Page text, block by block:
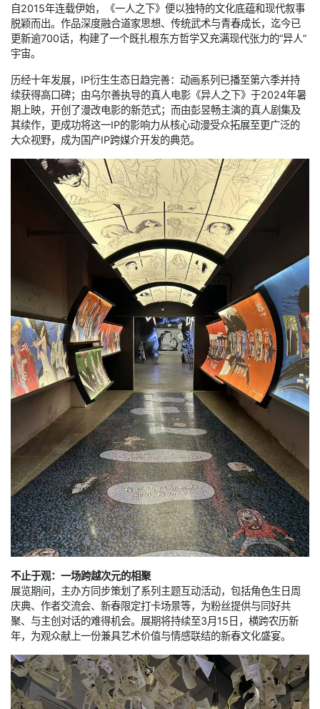
自2015年连载伊始，《一人之下》便以独特的文化底蕴和现代叙事
脱颖而出。作品深度融合道家思想、传统武术与青春成长，迄今已
更新逾700话，构建了一个既扎根东方哲学又充满现代张力的“异人”
宇宙。
历经十年发展，IP衍生生态日趋完善：动画系列已播至第六季并持
续获得高口碑；由乌尔善执导的真人电影《异人之下》于2024年暑
期上映，开创了漫改电影的新范式；而由彭昱畅主演的真人剧集及
其续作，更成功将这一IP的影响力从核心动漫受众拓展至更广泛的
大众视野，成为国产IP跨媒介开发的典范。
不止于观：一场跨越次元的相聚
展览期间，主办方同步策划了系列主题互动活动，包括角色生日周
庆典、作者交流会、新春限定打卡场景等，为粉丝提供与同好共
聚、与主创对话的难得机会。展期将持续至3月15日，横跨农历新
年，为观众献上一份兼具艺术价值与情感联结的新春文化盛宴。